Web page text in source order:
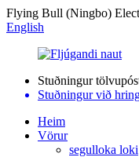
Flying Bull (Ningbo)
English
Stuðningur
Stuðningur við
Heim
Vörur
segulloka loki